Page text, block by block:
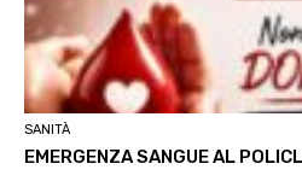
SANITÀ
EMERGENZA SANGUE AL